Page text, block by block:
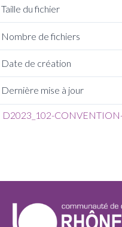
Taille du fichier
Nombre de fichiers
Date de création
Dernière mise à jour
D2023_102-